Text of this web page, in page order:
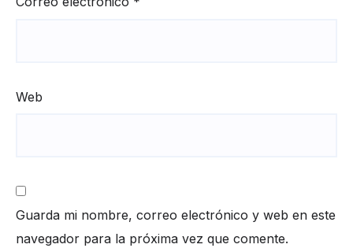
Web
Guarda mi nombre, correo electrónico y web en este
navegador para la próxima vez que comente.